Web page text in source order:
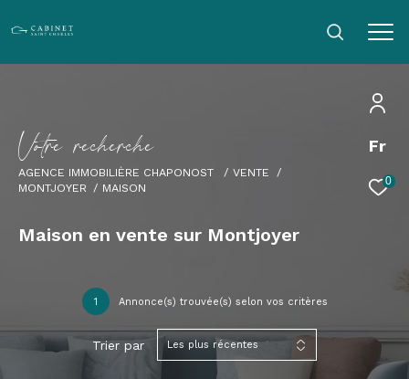
Fr
0
Votre recherche
AGENCE IMMOBILIÈRE CHAPONOST
VENTE
MONTJOYER
MAISON
Maison en vente sur Montjoyer
1 Annonce(s) trouvée(s) selon vos critères
Trier par Les plus récentes